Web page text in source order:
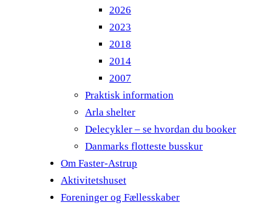
2026
2023
2018
2014
2007
Praktisk information
Arla shelter
Delecykler – se hvordan du booker
Danmarks flotteste busskur
Om Faster-Astrup
Aktivitetshuset
Foreninger og Fællesskaber